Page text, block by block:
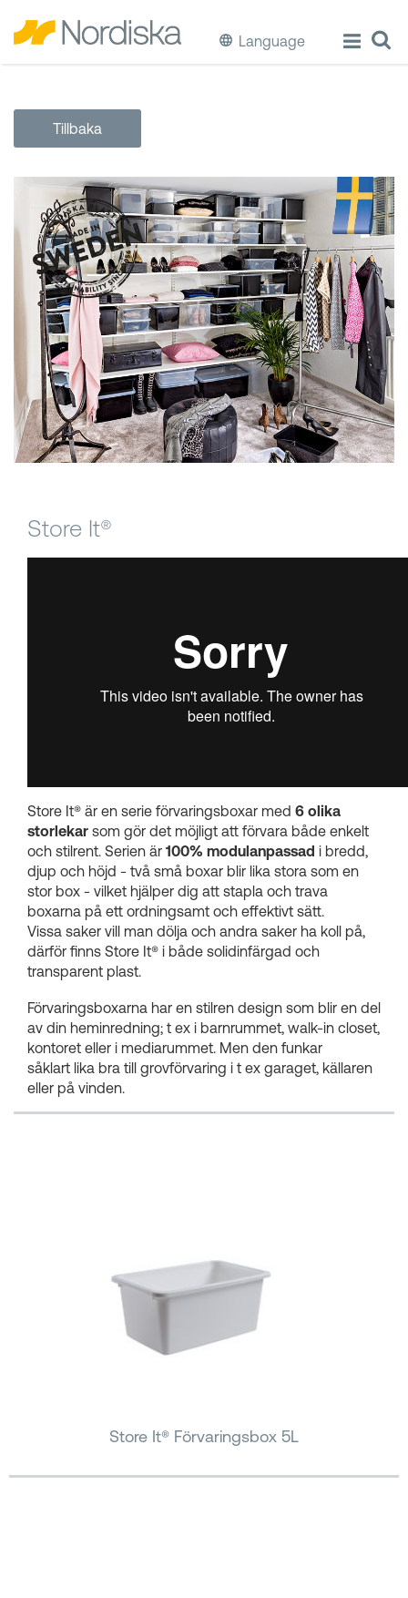
Language
Laga & Förvara mat
Äta & Dricka
Diska & Städa
Förvaring
Källsortering
Hinkar & Tunnor
Kundkorgar
Tillbaka
Store It®
Store It® är en serie förvaringsboxar med 6 olika
storlekar som gör det möjligt att förvara både enkelt
och stilrent. Serien är 100% modulanpassad i bredd,
djup och höjd - två små boxar blir lika stora som en
stor box - vilket hjälper dig att stapla och trava
boxarna på ett ordningsamt och effektivt sätt.
Vissa saker vill man dölja och andra saker ha koll på,
därför finns Store It® i både solidinfärgad och
transparent plast.
Förvaringsboxarna har en stilren design som blir en del
av din heminredning; t ex i barnrummet, walk-in closet,
kontoret eller i mediarummet. Men den funkar
såklart lika bra till grovförvaring i t ex garaget, källaren
eller på vinden.
Store It® Förvaringsbox 5L